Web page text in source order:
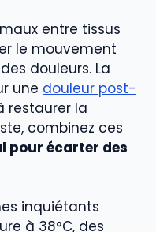
entre tissus
le mouvement
douleurs. La
une douleur post-
restaurer la
combinez ces
pour écarter des
inquiétants
à 38°C, des